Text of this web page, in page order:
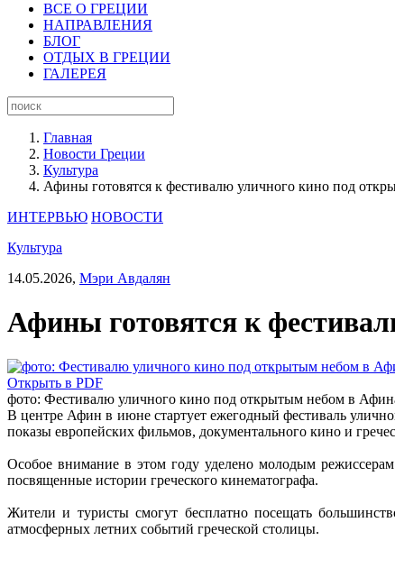
ВСЕ О ГРЕЦИИ
НАПРАВЛЕНИЯ
БЛОГ
ОТДЫХ В ГРЕЦИИ
ГАЛЕРЕЯ
Главная
Новости Греции
Культура
Афины готовятся к фестивалю уличного кино под
ИНТЕРВЬЮ НОВОСТИ
Культура
14.05.2026, Мэри Авдалян
Афины готовятся к
Открыть в PDF
фото: Фестивалю уличного кино под открытым небом в
В центре Афин в июне стартует ежегодный фестиваль
показы европейских фильмов, документального кино и
Особое внимание в этом году уделено молодым
посвященные истории греческого кинематографа.
Жители и туристы смогут бесплатно посещать
атмосферных летних событий греческой столицы.